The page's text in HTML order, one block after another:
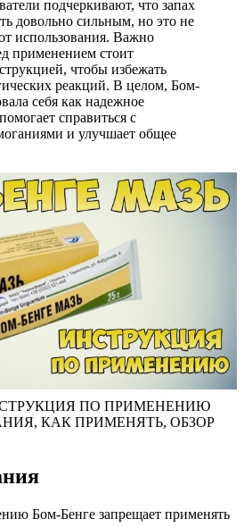
подчеркивают, что запах
довольно сильным, но это не
использования. Важно
применением стоит
чтобы избежать
реакций. В целом, Бом-
себя как надежное
справиться с
и улучшает общее
ПО ПРИМЕНЕНИЮ
КАК ПРИМЕНЯТЬ, ОБЗОР
Бом-Бенге запрещает применять